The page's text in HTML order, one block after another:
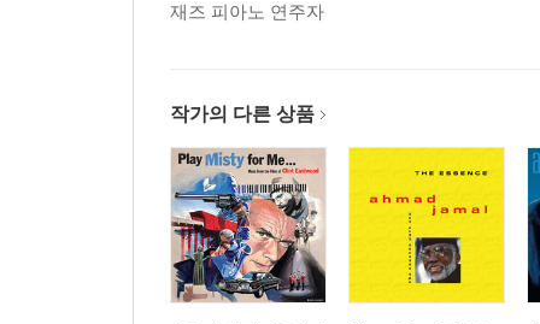
재즈 피아노 연주자
작가의 다른 상품